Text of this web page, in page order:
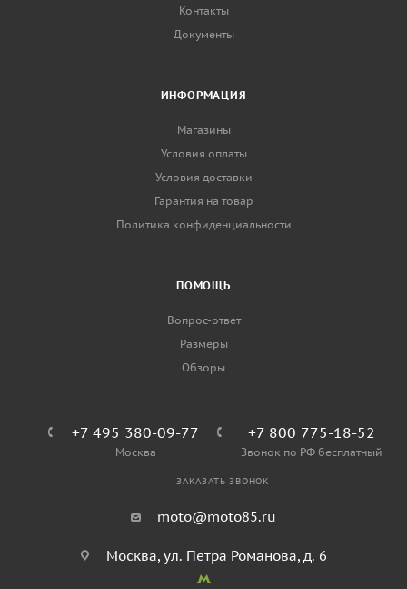
Контакты
Документы
ИНФОРМАЦИЯ
Магазины
Условия оплаты
Условия доставки
Гарантия на товар
Политика конфиденциальности
ПОМОЩЬ
Вопрос-ответ
Размеры
Обзоры
+7 495 380-09-77
Москва
+7 800 775-18-52
Звонок по РФ бесплатный
ЗАКАЗАТЬ ЗВОНОК
moto@moto85.ru
Москва, ул. Петра Романова, д. 6